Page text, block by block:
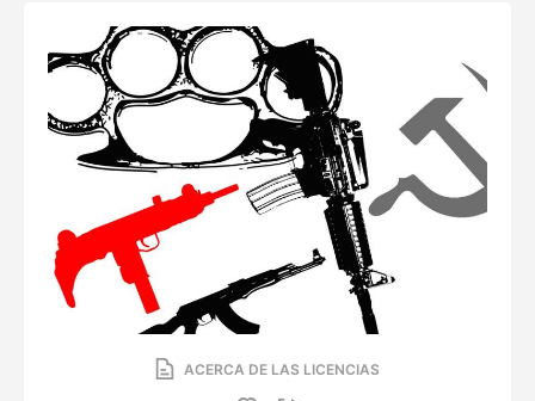
ACERCA DE LAS LICENCIAS